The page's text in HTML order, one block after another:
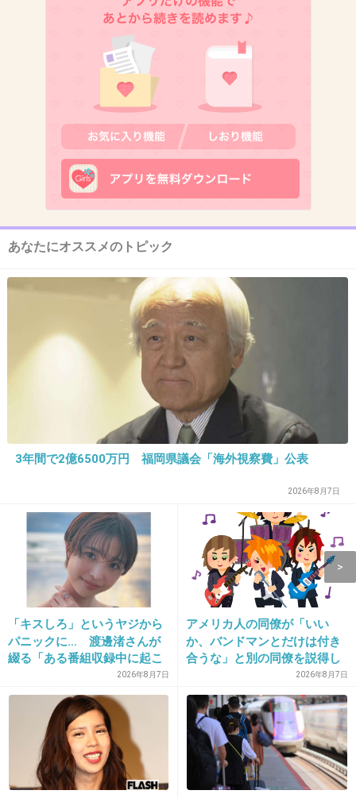
だけどさ、コンビニで一枚単位で売って欲しい
って思う時ある。
一袋単位だから、そんなにはいらないしバック
に入れたら嵩張るって時ない？
+98
13. 匿名2026/06/03(水) 18:11:01
漏れるよりマシ！！って感じで夜用5~6個かな
そして万が一のために
パンツと袋もポーチに入れてあるw
+92 -1
>>10
夏なんか臭うよ
+27 -2
15. 匿名 2026/06/03(水) 18:11:12
ぬいぐるみ一個分くらいのフワフワをバッグに
入れてる感じになる。
+55 -1
あなたにオススメのトピック
3年間で2億6500万円 福岡県議会「海外視察費」公表
2026年8月7日
「キスしろ」というヤジから
パニックに… 渡邊渚さんが
綴る「ある番組収録中に起こ
ったフラッシュバック」2026年8月7日
アメリカ人の同僚が「いい
か、バンドマンとだけは付き
合うな」と別の同僚を説得し
ており、そこにフランス人と
イタリア人も参戦した結果こ
うなった
2026年8月7日